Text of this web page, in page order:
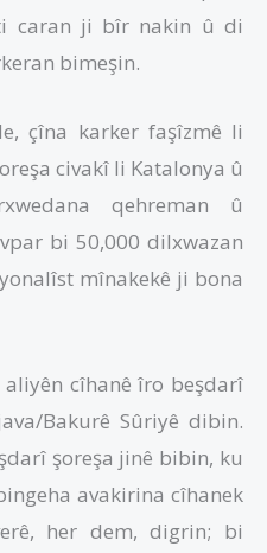
caran ji bîr nakin û di
bimeşin.
çîna karker faşîzmê li
civakî li Katalonya û
qehreman û
bi 50,000 dilxwazan
mînakekê ji bona
cîhanê îro beşdarî
Bakurê Sûriyê dibin.
şoreşa jinê bibin, ku
avakirina cîhanek
her dem, digrin; bi